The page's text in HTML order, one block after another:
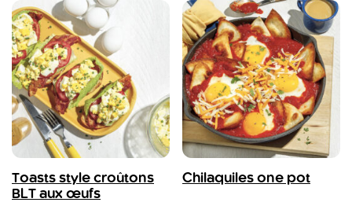
Toasts style croûtons
BLT aux œufs
Chilaquiles one pot